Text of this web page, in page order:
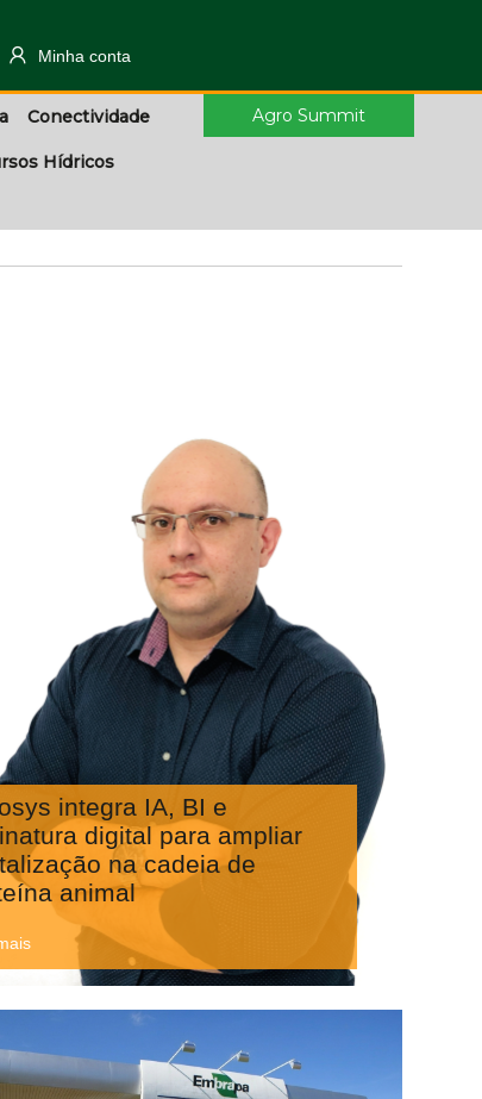
Minha conta
Conectividade
Hídricos
Agro Summit
integra IA, BI e
digital para ampliar
na cadeia de
animal